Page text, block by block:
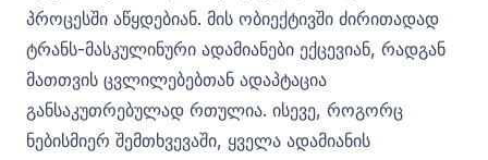
პროცესში აწყდებიან. მის ობიექტივში ძირითადად
ტრანს-მასკულინური ადამიანები ექცევიან, რადგან
მათთვის ცვლილებებთან ადაპტაცია
განსაკუთრებულად რთულია. ისევე, როგორც
ნებისმიერ შემთხვევაში, ყველა ადამიანის